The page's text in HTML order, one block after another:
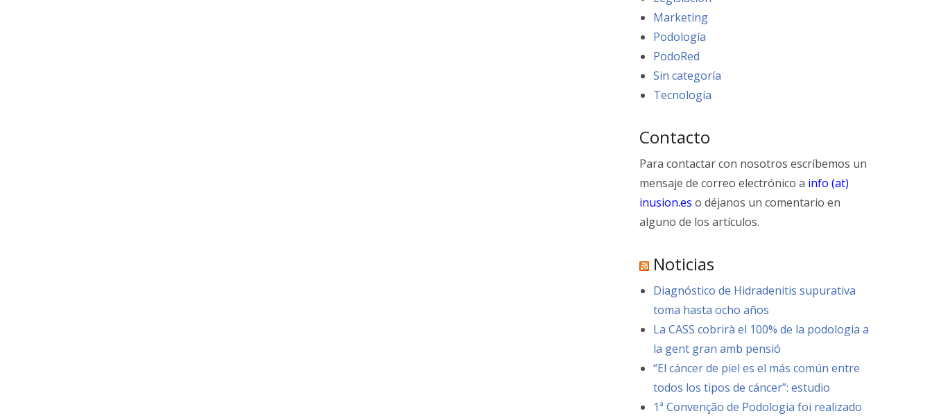
Marketing
Podología
PodoRed
Sin categoría
Tecnología
Contacto
Para contactar con nosotros escríbemos un
mensaje de correo electrónico a info (at)
inusion.es o déjanos un comentario en
alguno de los artículos.
Noticias
Diagnóstico de Hidradenitis supurativa
toma hasta ocho años
La CASS cobrirà el 100% de la podologia a
la gent gran amb pensió
“El cáncer de piel es el más común entre
todos los tipos de cáncer”: estudio
1ª Convenção de Podologia foi realizado